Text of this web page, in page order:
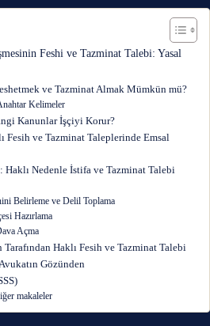
Feshi ve Tazminat Talebi: Yasal
ve Tazminat Almak Mümkün mü?
Kelimeler
Kanunlar İşçiyi Korur?
Fesih ve Tazminat Taleplerinde Emsal
Haklı Nedenle İstifa ve Tazminat Talebi
Belirleme ve Delil Toplama
Hazırlama
Açma
Haklı Fesih ve Tazminat Talebi
Gözünden
makaleler